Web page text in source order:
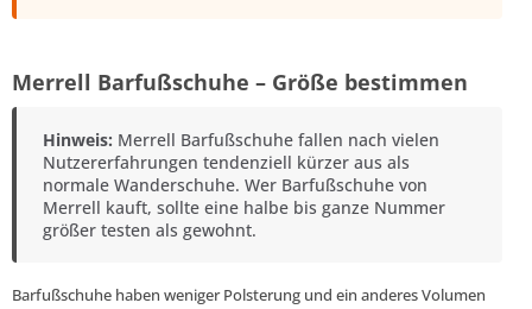
Merrell Barfußschuhe – Größe bestimmen
Hinweis: Merrell Barfußschuhe fallen nach vielen
Nutzererfahrungen tendenziell kürzer aus als
normale Wanderschuhe. Wer Barfußschuhe von
Merrell kauft, sollte eine halbe bis ganze Nummer
größer testen als gewohnt.
Barfußschuhe haben weniger Polsterung und ein anderes Volumen